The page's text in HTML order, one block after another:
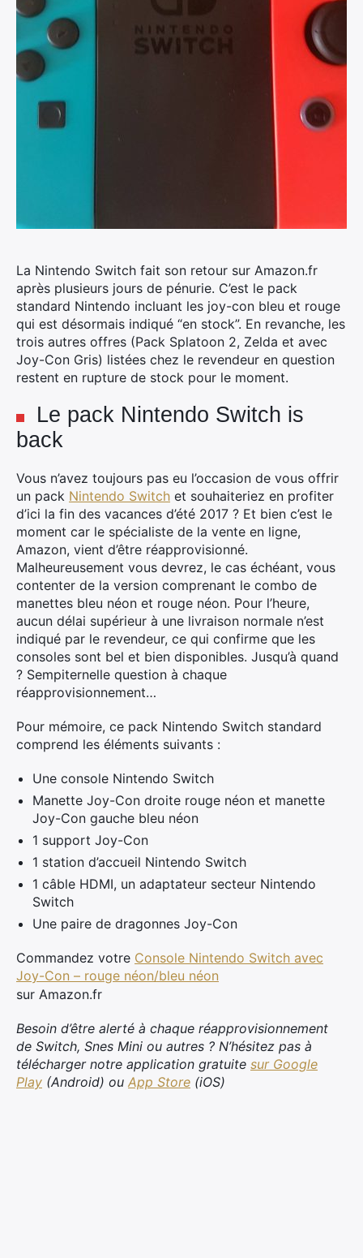
La Nintendo Switch fait son retour sur Amazon.fr
après plusieurs jours de pénurie. C’est le pack
standard Nintendo incluant les joy-con bleu et rouge
qui est désormais indiqué “en stock”. En revanche, les
trois autres offres (Pack Splatoon 2, Zelda et avec
Joy-Con Gris) listées chez le revendeur en question
restent en rupture de stock pour le moment.
Le pack Nintendo Switch is
back
Vous n’avez toujours pas eu l’occasion de vous offrir
un pack Nintendo Switch et souhaiteriez en profiter
d’ici la fin des vacances d’été 2017 ? Et bien c’est le
moment car le spécialiste de la vente en ligne,
Amazon, vient d’être réapprovisionné.
Malheureusement vous devrez, le cas échéant, vous
contenter de la version comprenant le combo de
manettes bleu néon et rouge néon. Pour l’heure,
aucun délai supérieur à une livraison normale n’est
indiqué par le revendeur, ce qui confirme que les
consoles sont bel et bien disponibles. Jusqu’à quand
? Sempiternelle question à chaque
réapprovisionnement…
Pour mémoire, ce pack Nintendo Switch standard
comprend les éléments suivants :
Une console Nintendo Switch
Manette Joy-Con droite rouge néon et manette
Joy-Con gauche bleu néon
1 support Joy-Con
1 station d’accueil Nintendo Switch
1 câble HDMI, un adaptateur secteur Nintendo
Switch
Une paire de dragonnes Joy-Con
Commandez votre Console Nintendo Switch avec
Joy-Con – rouge néon/bleu néon
sur Amazon.fr
Besoin d’être alerté à chaque réapprovisionnement
de Switch, Snes Mini ou autres ? N’hésitez pas à
télécharger notre application gratuite sur Google
Play (Android) ou App Store (iOS)